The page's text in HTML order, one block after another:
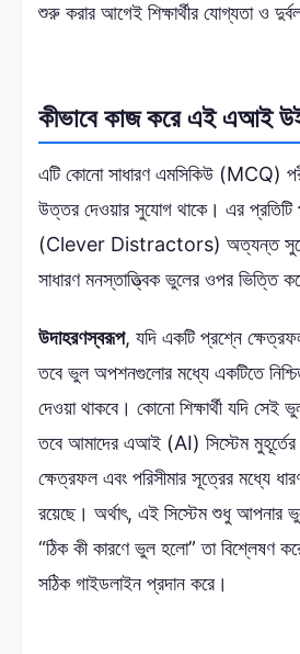
শুরু করার আগেই শিক্ষার্থীর যোগ্যতা ও
কীভাবে কাজ করে এই এআই
এটি কোনো সাধারণ এমসিকিউ (MCQ)
উত্তর দেওয়ার সুযোগ থাকে। এর
(Clever Distractors) অত্যন্ত
সাধারণ মনস্তাত্ত্বিক ভুলের ওপর ভিত্তি
উদাহরণস্বরূপ, যদি একটি প্রশ্নে
তবে ভুল অপশনগুলোর মধ্যে একটিতে
দেওয়া থাকবে। কোনো শিক্ষার্থী যদি সেই
তবে আমাদের এআই (AI) সিস্টেম মুহূর্তের
ক্ষেত্রফল এবং পরিসীমার সূত্রের মধ্যে
রয়েছে। অর্থাৎ, এই সিস্টেম শুধু আপনার
“ঠিক কী কারণে ভুল হলো” তা বিশ্লেষণ
সঠিক গাইডলাইন প্রদান করে।